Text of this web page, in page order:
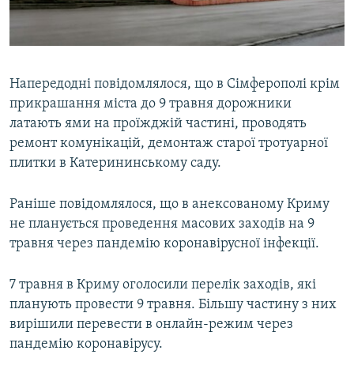
Напередодні повідомлялося, що в Сімферополі крім
прикрашання міста до 9 травня дорожники
латають ями на проїжджій частині, проводять
ремонт комунікацій, демонтаж старої тротуарної
плитки в Катерининському саду.
Раніше повідомлялося, що в анексованому Криму
не планується проведення масових заходів на 9
травня через пандемію коронавірусної інфекції.
7 травня в Криму оголосили перелік заходів, які
планують провести 9 травня. Більшу частину з них
вирішили перевести в онлайн-режим через
пандемію коронавірусу.